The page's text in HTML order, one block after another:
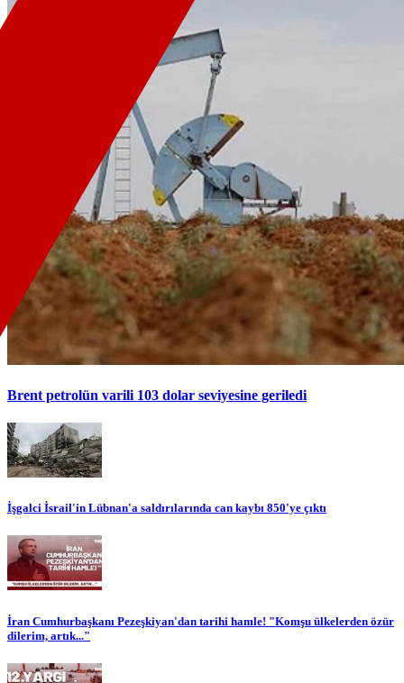
Brent petrolün varili 103 dolar seviyesine geriledi
İşgalci İsrail'in Lübnan'a saldırılarında can kaybı 850'ye çıktı
İran Cumhurbaşkanı Pezeşkiyan'dan tarihi hamle! "Komşu ülkelerden özür
dilerim, artık..."